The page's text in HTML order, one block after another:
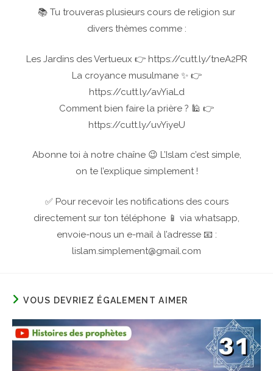
📚 Tu trouveras plusieurs cours de religion sur
divers thèmes comme :
Les Jardins des Vertueux 👉 https://cutt.ly/tneA2PR
La croyance musulmane ✨ 👉
https://cutt.ly/avYiaLd
Comment bien faire la prière ? 🕌 👉
https://cutt.ly/uvYiyeU
Abonne toi à notre chaîne 😉 L’Islam c’est simple,
on te l’explique simplement !
✅ Pour recevoir les notifications des cours
directement sur ton téléphone 📱 via whatsapp,
envoie-nous un e-mail à l’adresse 📧 :
lislam.simplement@gmail.com
VOUS DEVRIEZ ÉGALEMENT AIMER